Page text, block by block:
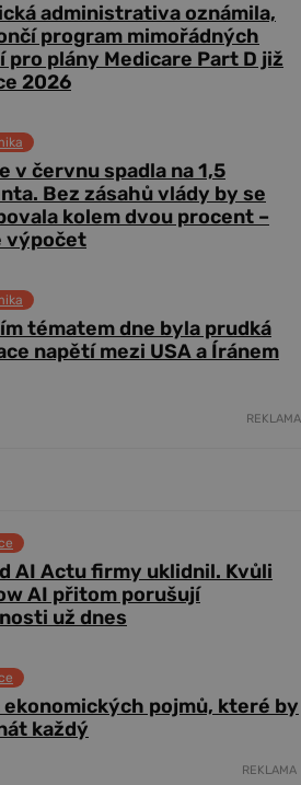
administrativa oznámila,
program mimořádných
pro plány Medicare Part D již
2026
v červnu spadla na 1,5
Bez zásahů vlády by se
kolem dvou procent –
výpočet
tématem dne byla prudká
napětí mezi USA a Íránem
REKLAMA
AI Actu firmy uklidnil. Kvůli
AI přitom porušují
už dnes
ekonomických pojmů, které by
každý
REKLAMA